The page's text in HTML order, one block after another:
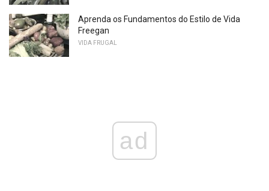
Aprenda os Fundamentos do Estilo de Vida
Freegan
VIDA FRUGAL
ad